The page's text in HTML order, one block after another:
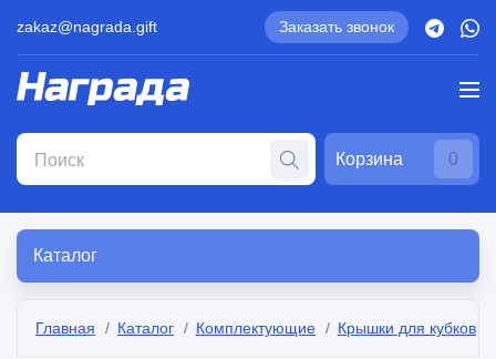
zakaz@nagrada.gift Заказать звонок
Корзина 0
Каталог
Главная Каталог Комплектующие Крышки для кубков